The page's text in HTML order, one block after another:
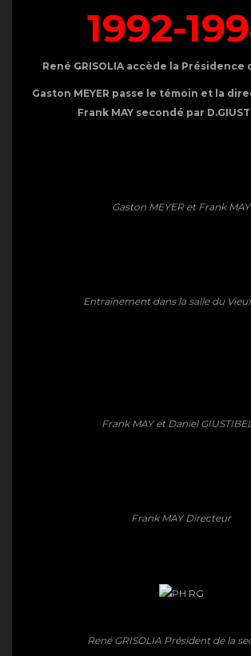
1992-
René GRISOLIA accède la Présidence
Gaston MEYER passe le témoin et la
Frank MAY secondé par
Gaston MEYER et Frank MAY
Entraînement dans la salle du
Frank MAY et Daniel
Frank MAY Directeur
René GRISOLIA Président de la